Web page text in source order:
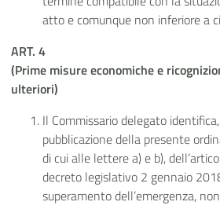
atto e comunque non inferiore a
ART. 4
(Prime misure economiche e
ulteriori)
Il Commissario delegato
pubblicazione della presente
di cui alle lettere a) e b),
decreto legislativo 2 gennaio
superamento dell’emergenza,